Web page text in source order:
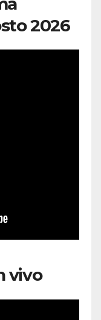
2026
vivo